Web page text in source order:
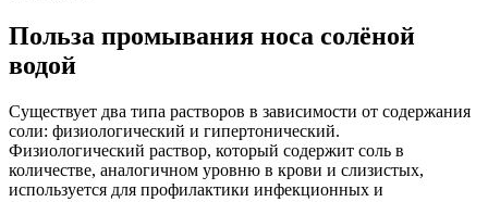
Польза промывания носа солёной
водой
Существует два типа растворов в зависимости от содержания
соли: физиологический и гипертонический.
Физиологический раствор, который содержит соль в
количестве, аналогичном уровню в крови и слизистых,
используется для профилактики инфекционных и